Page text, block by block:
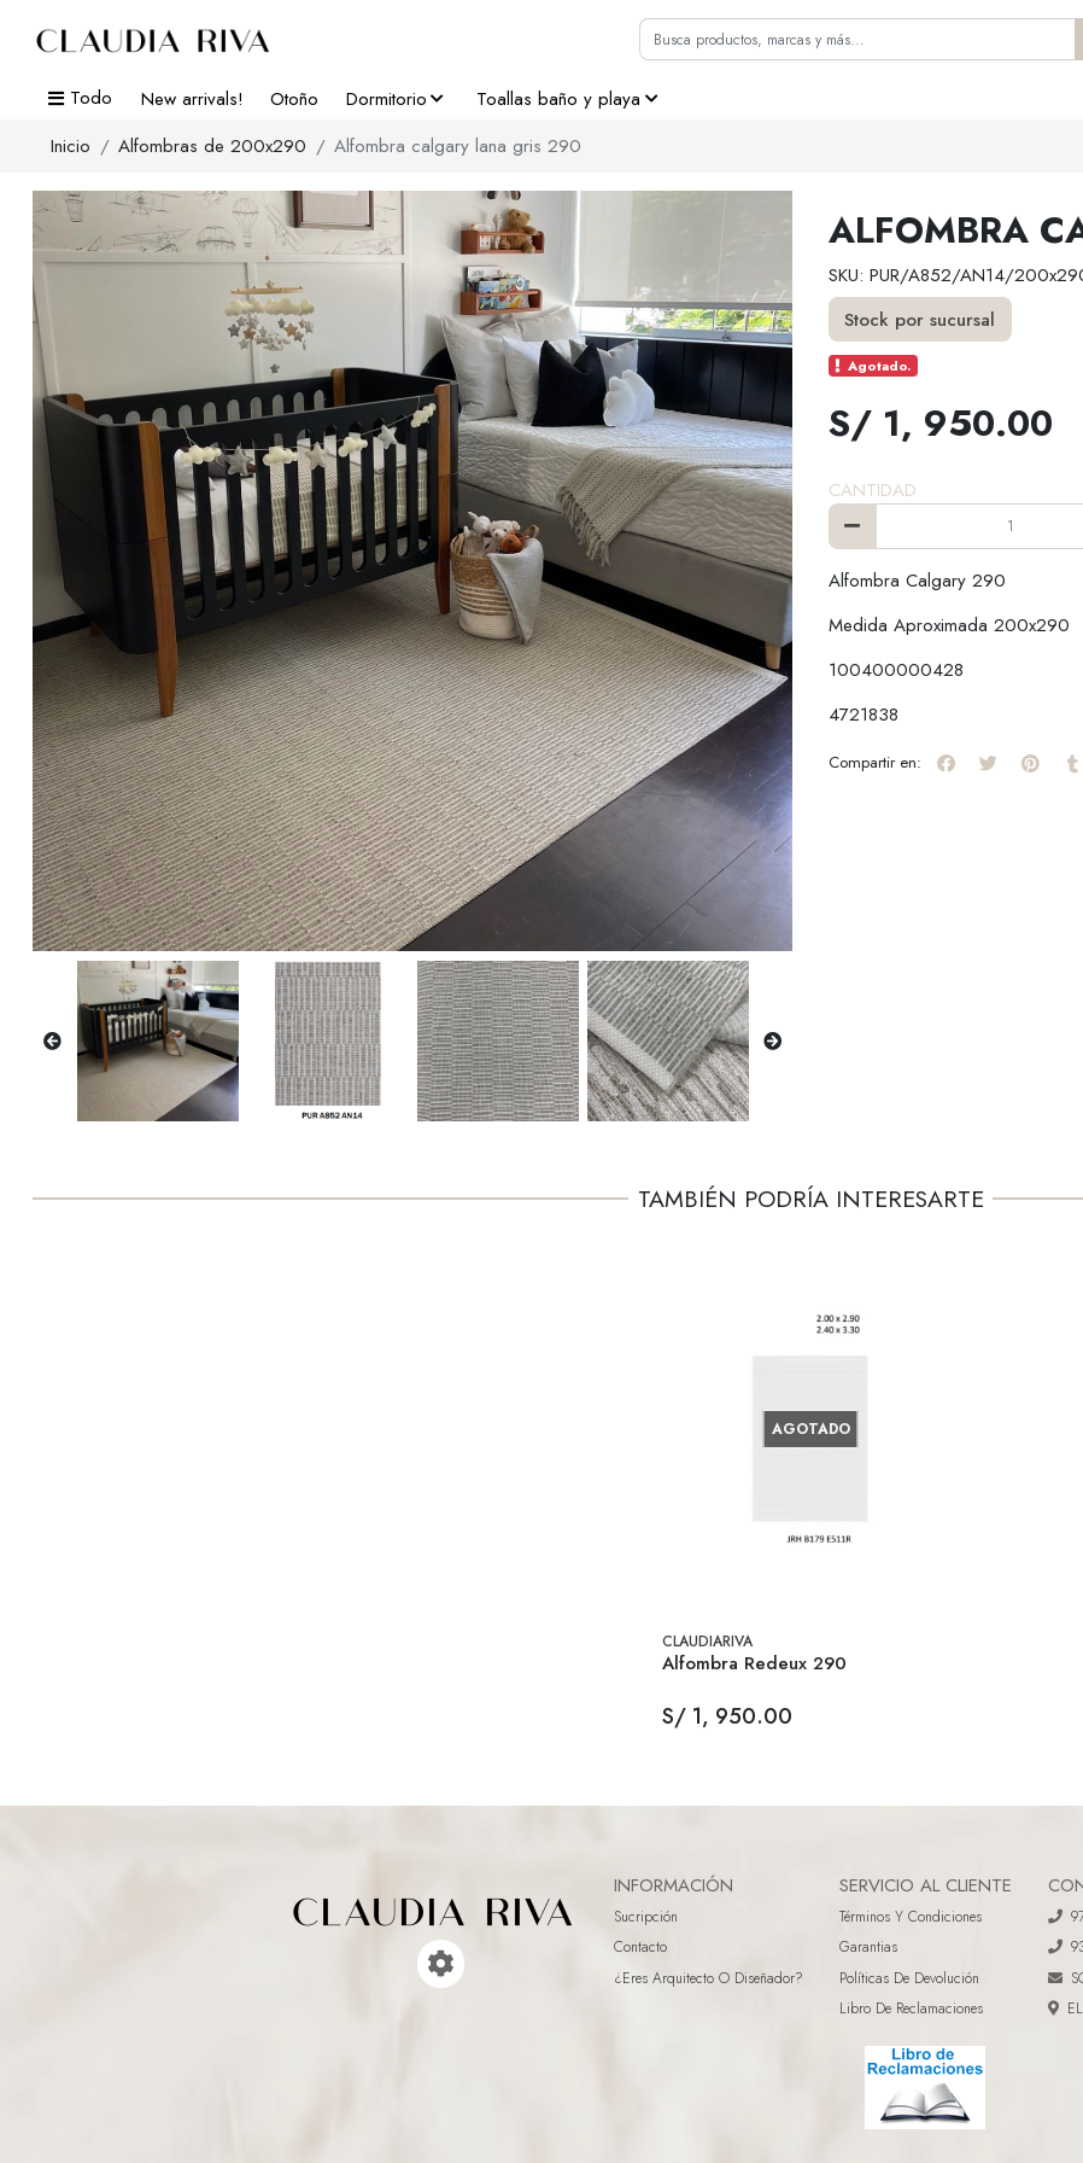
Todo New arrivals! Otoño Dormitorio
Toallas baño y playa
Inicio
Alfombras de 200x290 Alfombra calgary lana gris 290
ALFOMBRA
SKU: PUR/A852/AN14/
Stock por sucursal
Agotado.
S/ 1, 950.00
CANTIDAD
Alfombra Calgary 290
Medida Aproximada 200x290
100400000428
4721838
Compartir en:
TAMBIÉN PODRÍA INTERESARTE
AGOTADO
CLAUDIARIVA
Alfombra Redeux 290
S/ 1, 950.00
INFORMACIÓN
Sucripción
Contacto
¿eres Arquitecto O Diseñador?
SERVICIO AL CLIENTE
Términos Y Condiciones
Garantias
Políticas De Devolución
Libro De Reclamaciones